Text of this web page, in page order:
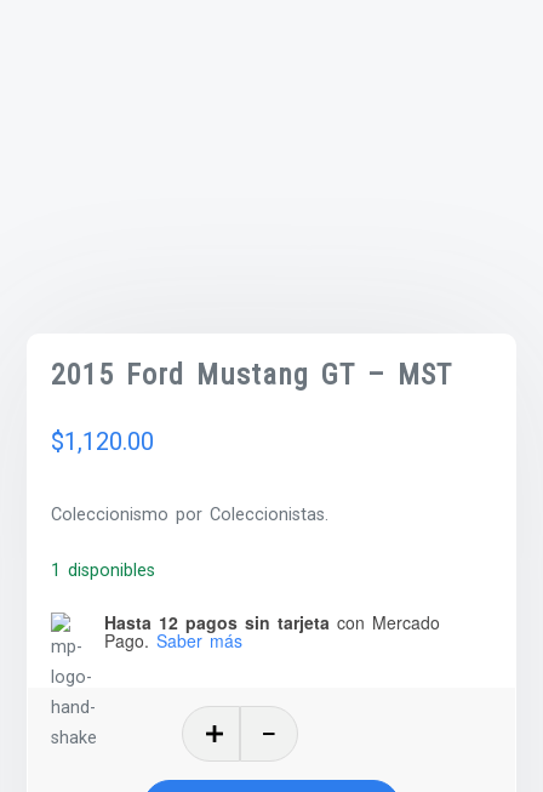
2015 Ford Mustang GT – MST
$1,120.00
Coleccionismo por Coleccionistas.
1 disponibles
Hasta 12 pagos sin tarjeta con Mercado
Pago. Saber más
Mustang